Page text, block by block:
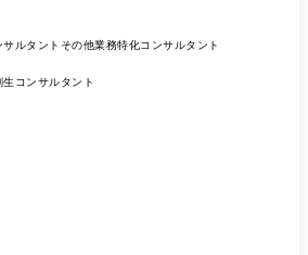
ルタント その他業務特化コンサルタント
生コンサルタント